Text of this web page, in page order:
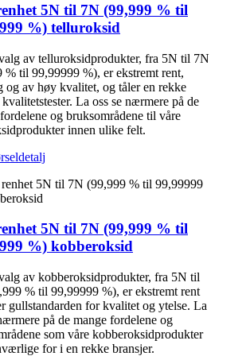
5N til 7N (99,999 % til
%) telluroksid
av telluroksidprodukter, fra 5N til 7N
% til 99,99999 %), er ekstremt rent,
og av høy kvalitet, og tåler en rekke
kvalitetstester. La oss se nærmere på de
og bruksområdene til våre
innen ulike felt.
detalj
5N til 7N (99,999 % til
%) kobberoksid
av kobberoksidprodukter, fra 5N til
% til 99,99999 %), er ekstremt rent
gullstandarden for kvalitet og ytelse. La
på de mange fordelene og
som våre kobberoksidprodukter
for i en rekke bransjer.